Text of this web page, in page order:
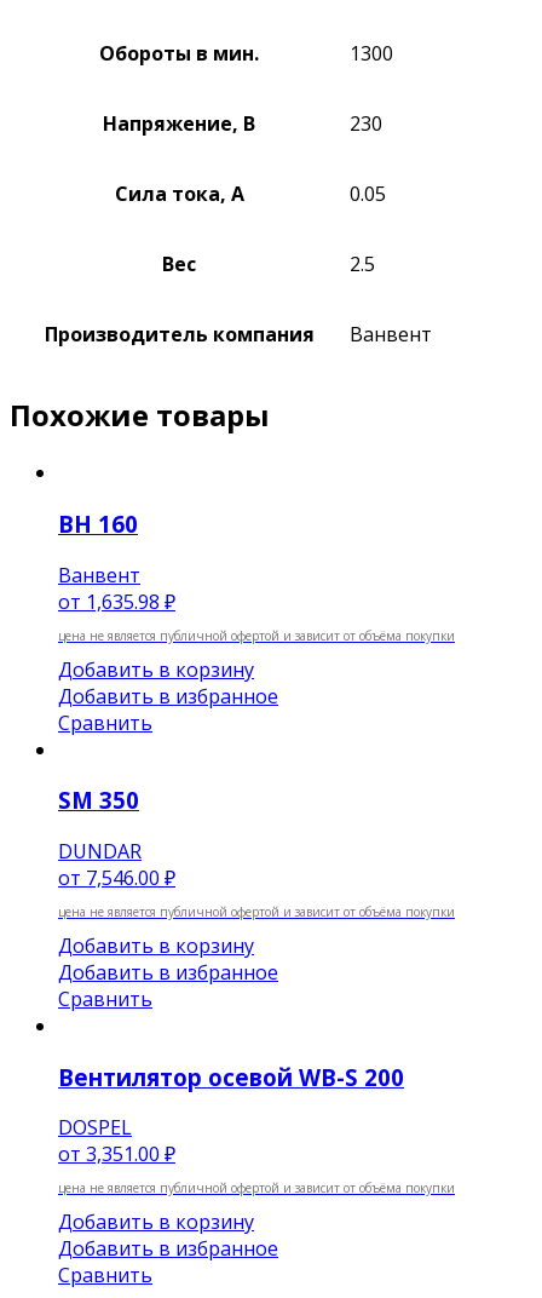
Обороты в мин. 1300
Напряжение, В 230
Сила тока, А 0.05
Вес 2.5
Производитель компания Ванвент
Похожие товары
ВН 160
Ванвент
от 1,635.98 ₽
цена не является публичной офертой и зависит от объёма покупки
Добавить в корзину
Добавить в избранное
Сравнить
SM 350
DUNDAR
от 7,546.00 ₽
цена не является публичной офертой и зависит от объёма покупки
Добавить в корзину
Добавить в избранное
Сравнить
Вентилятор осевой WB-S 200
DOSPEL
от 3,351.00 ₽
цена не является публичной офертой и зависит от объёма покупки
Добавить в корзину
Добавить в избранное
Сравнить